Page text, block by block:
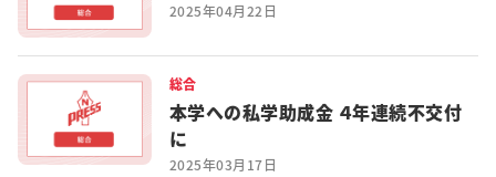
2025年04月22日
総合
本学への私学助成金 ４年連続不交付
に
2025年03月17日